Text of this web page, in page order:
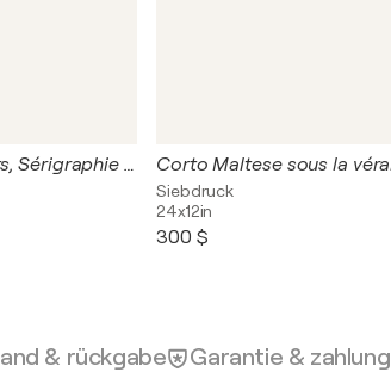
Corto Maltese et les chats, Sérigraphie originale signée
Siebdruck
24x12in
300 $
& rückgabe Garantie & zahlung